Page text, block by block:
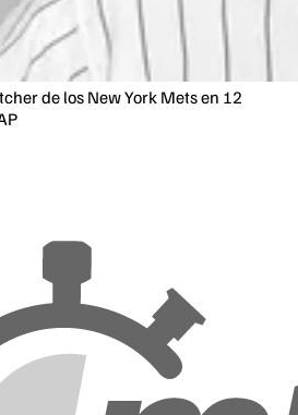
de los New York Mets en 12